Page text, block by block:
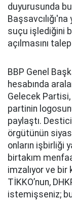
duyurusunda
suçu işlediğini
açılmasını
BBP Genel
hesabında
Gelecek Partisi,
partinin
paylaştı.
örgütünün
onların işbirliği
birtakım
imzalıyor ve bir
TİKKO’nun,
istemişseniz;